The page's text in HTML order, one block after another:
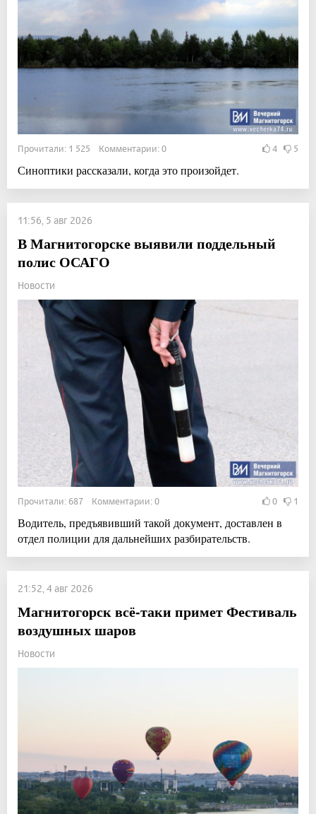
Прочитали: 1 525 Комментарии: 0 4 5
Синоптики рассказали, когда это произойдет.
11:56, 5 авг 2026
В Магнитогорске выявили поддельный
полис ОСАГО
Новости
Прочитали: 687 Комментарии: 0 0 1
Водитель, предъявивший такой документ, доставлен в
отдел полиции для дальнейших разбирательств.
21:52, 4 авг 2026
Магнитогорск всё-таки примет Фестиваль
воздушных шаров
Новости